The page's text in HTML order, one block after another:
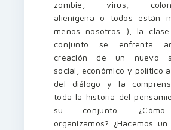
zombie, virus,
alienígena o todos están
menos nosotros...), la
conjunto se enfrenta
creación de un nuevo
social, económico y político
del diálogo y la
toda la historia del
su conjunto.
organizamos? ¿Hacemos un